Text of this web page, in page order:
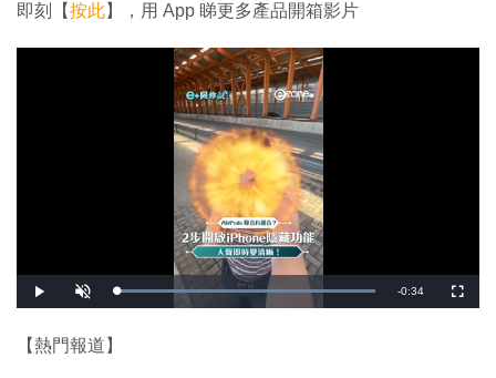
即刻【按此】，用 App 睇更多產品開箱影片
播
放
開
啟
載
剩
-0:34
全
螢
【熱門報道】